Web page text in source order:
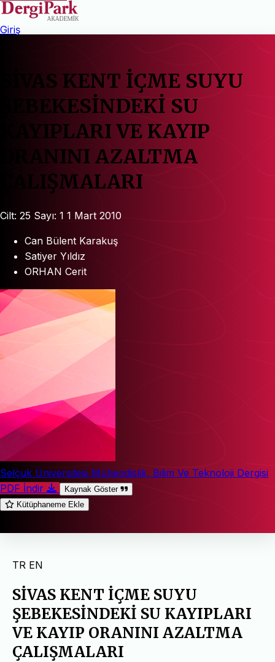
Giriş
SİVAS KENT İÇME SUYU
ŞEBEKESİNDEKİ SU
KAYIPLARI VE KAYIP
ORANINI AZALTMA
ÇALIŞMALARI
Cilt: 25 Sayı: 1 1 Mart 2010
Can Bülent Karakuş
Satiyer Yıldız
ORHAN Cerit
Selçuk Üniversitesi Mühendislik, Bilim Ve Teknoloji Dergisi
PDF İndir
Kaynak Göster
Kütüphaneme Ekle
TR EN
SİVAS KENT İÇME SUYU
ŞEBEKESİNDEKİ SU KAYIPLARI
VE KAYIP ORANINI AZALTMA
ÇALIŞMALARI